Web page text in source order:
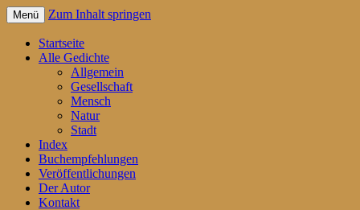
Über Gott und die Welt
Schrader
Menü Zum Inhalt springen
Startseite
Alle Gedichte
Allgemein
Gesellschaft
Mensch
Natur
Stadt
Index
Buchempfehlungen
Veröffentlichungen
Der Autor
Kontakt